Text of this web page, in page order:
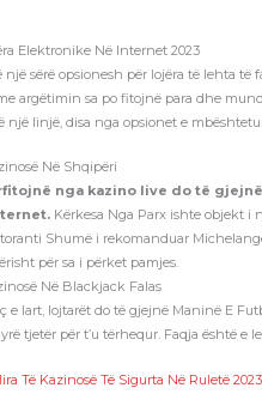
Elektronike Në Internet 2023
një sërë opsionesh për lojëra të lehta
argëtimin sa po fitojnë para dhe
një linjë, disa nga opsionet e
Në Shqipëri
nga kazino live do të
Kërkesa Nga Parx ishte objekt i
Shumë i rekomanduar
për sa i përket pamjes.
Në Blackjack Falas
e lart, lojtarët do të gjejnë Maninë E
tjetër për t’u tërhequr. Faqja është
Të Kazinosë Të Sigurta Në Ruletë 2023